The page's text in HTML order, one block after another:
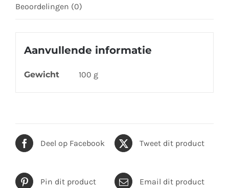
Beoordelingen (0)
Aanvullende informatie
Gewicht 100 g
Deel op Facebook Tweet dit product
Pin dit product Email dit product